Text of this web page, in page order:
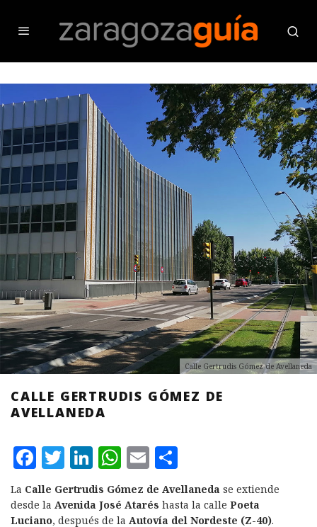
Calle Gertrudis Gómez de Avellaneda
CALLE GERTRUDIS GÓMEZ DE
AVELLANEDA
F
a
c
T
w
it
L
i
n
W
h
at
E
m
ai
o
m
La Calle Gertrudis Gómez de Avellaneda se extiende
desde la Avenida José Atarés hasta la calle Poeta
Luciano, después de la Autovía del Nordeste (Z-40).